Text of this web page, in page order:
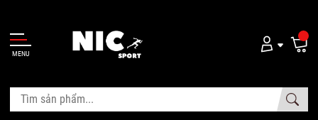
MENU